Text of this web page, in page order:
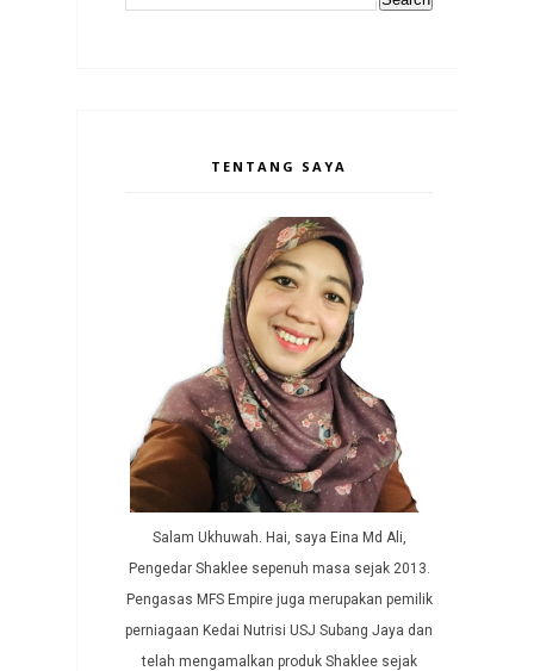
TENTANG SAYA
Salam Ukhuwah. Hai, saya Eina Md Ali,
Pengedar Shaklee sepenuh masa sejak 2013.
Pengasas MFS Empire juga merupakan pemilik
perniagaan Kedai Nutrisi USJ Subang Jaya dan
telah mengamalkan produk Shaklee sejak